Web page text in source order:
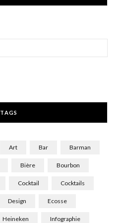
w t
TAGS
Art Bar Barman
Bière Bourbon
Cocktail Cocktails
Design Ecosse
Heineken Infographie